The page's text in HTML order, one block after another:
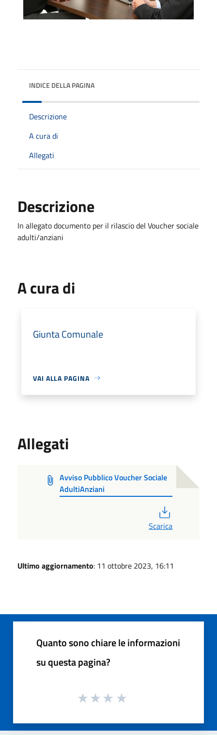
INDICE DELLA PAGINA
Descrizione
A cura di
Allegati
Descrizione
In allegato documento per il rilascio del Voucher sociale
adulti/anziani
A cura di
Giunta Comunale
VAI ALLA PAGINA
Allegati
Avviso Pubblico Voucher Sociale
AdultiAnziani
Scarica
Ultimo aggiornamento: 11 ottobre 2023, 16:11
Quanto sono chiare le informazioni
su questa pagina?